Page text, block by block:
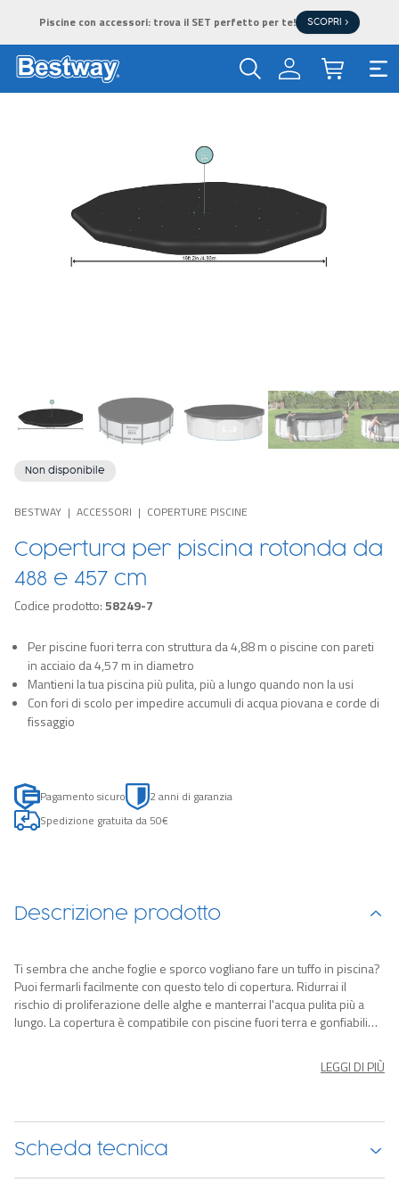
Piscine con accessori: trova il SET perfetto per te! SCOPRI >
Non disponibile
BESTWAY ACCESSORI COPERTURE PISCINE
Copertura per piscina rotonda da
488 e 457 cm
Codice prodotto:58249-7
Per piscine fuori terra con struttura da 4,88 m o piscine con pareti
in acciaio da 4,57 m in diametro
Mantieni la tua piscina più pulita, più a lungo quando non la usi
Con fori di scolo per impedire accumuli di acqua piovana e corde di
fissaggio
Pagamento sicuro
2 anni di garanzia
Spedizione gratuita da 50€
Descrizione prodotto
Ti sembra che anche foglie e sporco vogliano fare un tuffo in piscina?
Puoi fermarli facilmente con questo telo di copertura. Ridurrai il
rischio di proliferazione delle alghe e manterrai l'acqua pulita più a
lungo. La copertura è compatibile con piscine fuori terra e gonfiabili
incorporate, mentre i fori per il drenaggio prevengono l'accumulo di
LEGGI DI PIÙ
Scheda tecnica